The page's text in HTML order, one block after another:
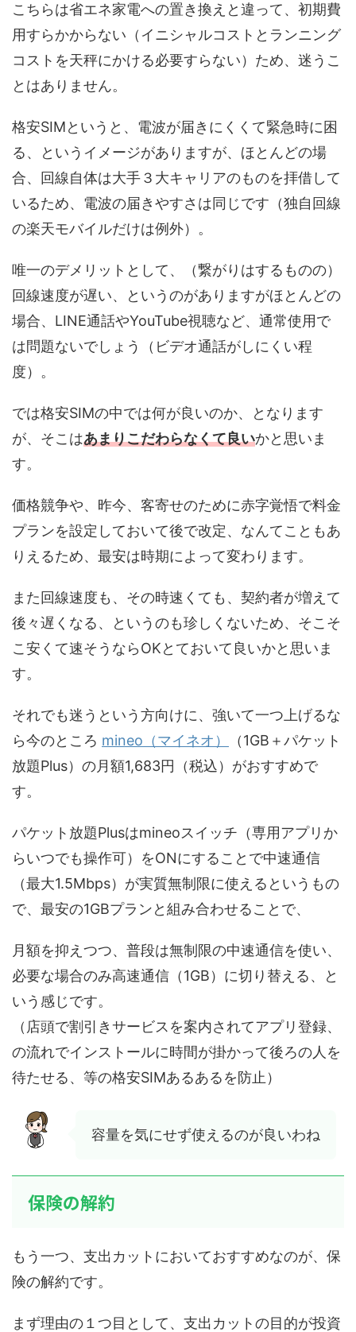
こちらは省エネ家電への置き換えと違って、初期費
用すらかからない（イニシャルコストとランニング
コストを天秤にかける必要すらない）ため、迷うこ
とはありません。
格安SIMというと、電波が届きにくくて緊急時に困
る、というイメージがありますが、ほとんどの場
合、回線自体は大手３大キャリアのものを拝借して
いるため、電波の届きやすさは同じです（独自回線
の楽天モバイルだけは例外）。
唯一のデメリットとして、（繋がりはするものの）
回線速度が遅い、というのがありますがほとんどの
場合、LINE通話やYouTube視聴など、通常使用で
は問題ないでしょう（ビデオ通話がしにくい程
度）。
では格安SIMの中では何が良いのか、となります
が、そこはあまりこだわらなくて良いかと思いま
す。
価格競争や、昨今、客寄せのために赤字覚悟で料金
プランを設定しておいて後で改定、なんてこともあ
りえるため、最安は時期によって変わります。
また回線速度も、その時速くても、契約者が増えて
後々遅くなる、というのも珍しくないため、そこそ
こ安くて速そうならOKとておいて良いかと思いま
す。
それでも迷うという方向けに、強いて一つ上げるな
ら今のところ mineo（マイネオ）
（1GB＋パケット
放題Plus）の月額1,683円（税込）がおすすめで
す。
パケット放題Plusはmineoスイッチ（専用アプリか
らいつでも操作可）をONにすることで中速通信
（最大1.5Mbps）が実質無制限に使えるというもの
で、最安の1GBプランと組み合わせることで、
月額を抑えつつ、普段は無制限の中速通信を使い、
必要な場合のみ高速通信（1GB）に切り替える、と
いう感じです。
（店頭で割引きサービスを案内されてアプリ登録、
の流れでインストールに時間が掛かって後ろの人を
待たせる、等の格安SIMあるあるを防止）
容量を気にせず使えるのが良いわね
保険の解約
もう一つ、支出カットにおいておすすめなのが、保
険の解約です。
まず理由の１つ目として、支出カットの目的が投資